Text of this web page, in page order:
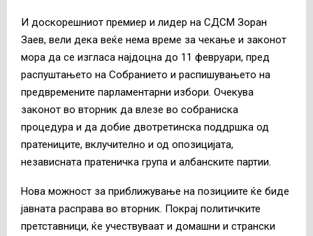
И доскорешниот премиер и лидер на СДСМ Зоран
Заев, вели дека веќе нема време за чекање и законот
мора да се изгласа најдоцна до 11 февруари, пред
распуштањето на Собранието и распишувањето на
предвремените парламентарни избори. Очекува
законот во вторник да влезе во собраниска
процедура и да добие двотретинска поддршка од
пратениците, вклучително и од опозицијата,
независната пратеничка група и албанските партии.
Нова можност за приближување на позициите ќе биде
јавната расправа во вторник. Покрај политичките
претставници, ќе учествуваат и домашни и странски